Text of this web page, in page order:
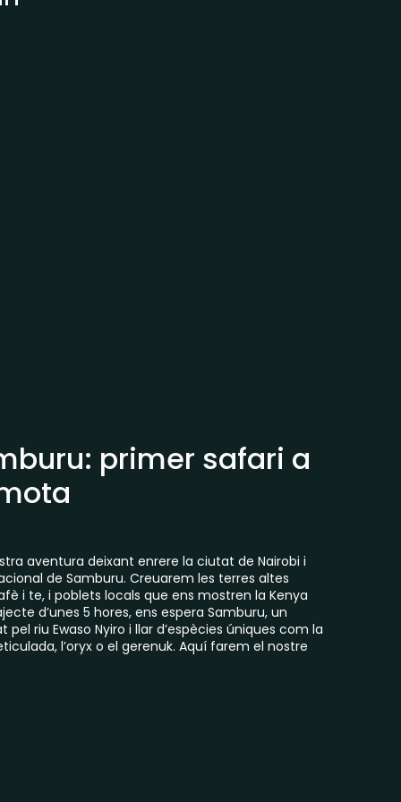
primer safari a
aventura deixant enrere la ciutat de Nairobi i
de Samburu. Creuarem les terres altes
i te, i poblets locals que ens mostren la Kenya
d’unes 5 hores, ens espera Samburu, un
riu Ewaso Nyiro i llar d’espècies úniques com la
l’oryx o el gerenuk. Aquí farem el nostre